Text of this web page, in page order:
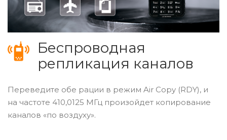
Беспроводная
репликация каналов
Переведите обе рации в режим Air Copy (RDY), и
на частоте 410,0125 МГц произойдет копирование
каналов «по воздуху».